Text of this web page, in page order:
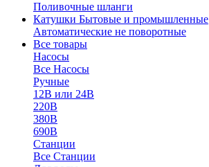
Поливочные шланги
Катушки Бытовые и промышленные
Автоматические не поворотные
Все товары
Насосы
Все Насосы
Ручные
12В или 24В
220В
380В
690В
Станции
Все Станции